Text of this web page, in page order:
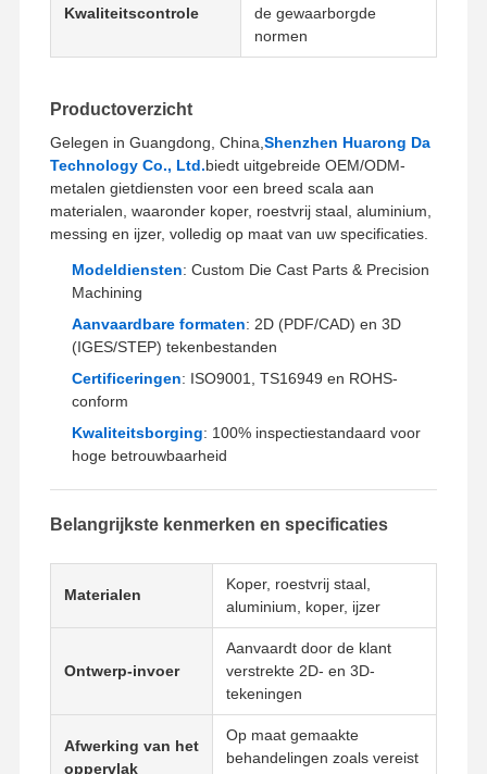
Kwaliteitscontrole
de gewaarborgde
normen
Productoverzicht
Gelegen in Guangdong, China, Shenzhen Huarong Da
Technology Co., Ltd.biedt uitgebreide OEM/ODM-
metalen gietdiensten voor een breed scala aan
materialen, waaronder koper, roestvrij staal, aluminium,
messing en ijzer, volledig op maat van uw specificaties.
Modeldiensten: Custom Die Cast Parts & Precision
Machining
Aanvaardbare formaten: 2D (PDF/CAD) en 3D
(IGES/STEP) tekenbestanden
Certificeringen: ISO9001, TS16949 en ROHS-
conform
Kwaliteitsborging: 100% inspectiestandaard voor
hoge betrouwbaarheid
Belangrijkste kenmerken en specificaties
Materialen
Koper, roestvrij staal,
aluminium, koper, ijzer
Ontwerp-invoer
Aanvaardt door de klant
verstrekte 2D- en 3D-
tekeningen
Afwerking van het
oppervlak
Op maat gemaakte
behandelingen zoals vereist